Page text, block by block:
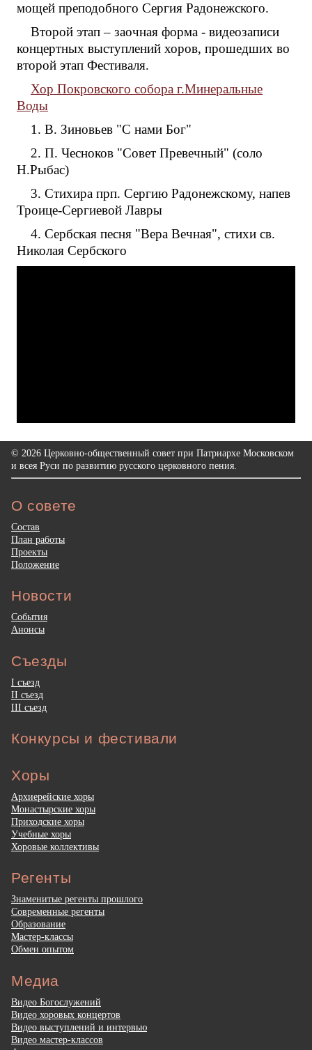
мощей преподобного Сергия Радонежского.
Второй этап – заочная форма - видеозаписи
концертных выступлений хоров, прошедших во
второй этап Фестиваля.
Хор Покровского собора г.Минеральные
Воды
1. В. Зиновьев "С нами Бог"
2. П. Чесноков "Совет Превечный" (соло
Н.Рыбас)
3. Стихира прп. Сергию Радонежскому, напев
Троице-Сергиевой Лавры
4. Сербская песня "Вера Вечная", стихи св.
Николая Сербского
© 2026 Церковно-общественный совет при Патриархе Московском
и всея Руси по развитию русского церковного пения.
О совете
Состав
План работы
Проекты
Положение
Новости
События
Анонсы
Съезды
I съезд
II съезд
III съезд
Конкурсы и фестивали
Хоры
Архиерейские хоры
Монастырские хоры
Приходские хоры
Учебные хоры
Хоровые коллективы
Регенты
Знаменитые регенты прошлого
Современные регенты
Образование
Мастер-классы
Обмен опытом
Медиа
Видео Богослужений
Видео хоровых концертов
Видео выступлений и интервью
Видео мастер-классов